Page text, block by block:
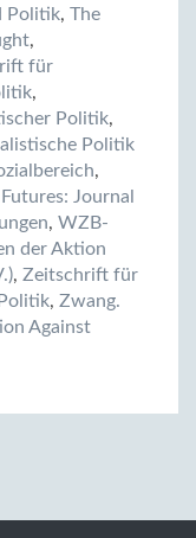
Politik, The
,
für
,
Politik,
Politik
,
Journal
, WZB-
der Aktion
, Zeitschrift für
, Zwang.
Against